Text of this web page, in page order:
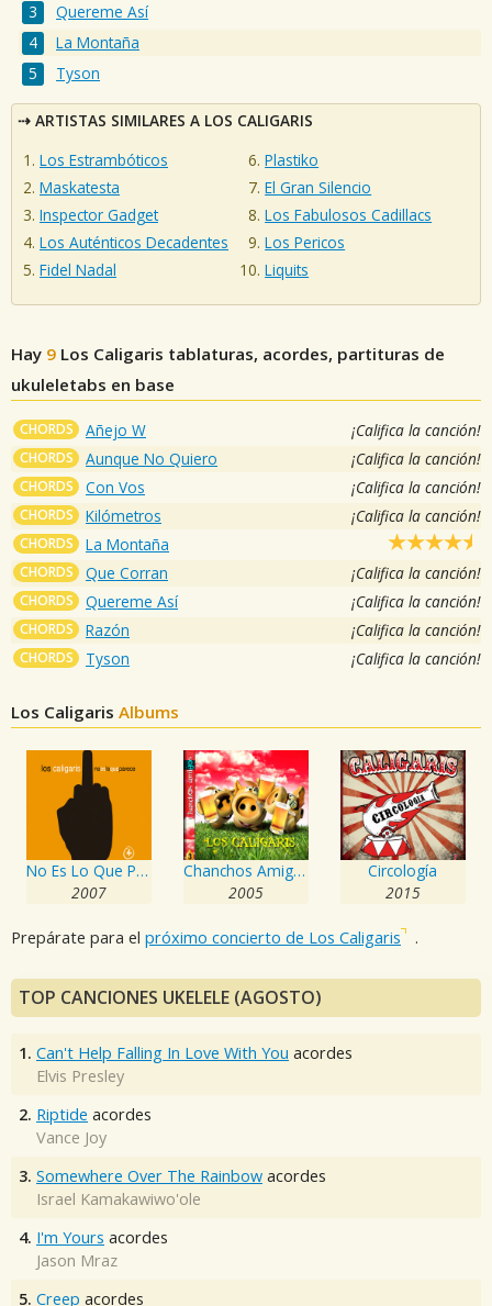
Quereme Así
La Montaña
Tyson
ARTISTAS SIMILARES A LOS CALIGARIS
Los Estrambóticos
Maskatesta
Inspector Gadget
Los Auténticos Decadentes
Fidel Nadal
Plastiko
El Gran Silencio
Los Fabulosos Cadillacs
Los Pericos
Liquits
Hay 9 Los Caligaris tablaturas, acordes, partituras de
ukuleletabs en base
CHORDS Añejo W ¡Califica la canción!
CHORDS Aunque No Quiero ¡Califica la canción!
CHORDS Con Vos ¡Califica la canción!
CHORDS Kilómetros ¡Califica la canción!
CHORDS La Montaña
CHORDS Que Corran ¡Califica la canción!
CHORDS Quereme Así ¡Califica la canción!
CHORDS Razón ¡Califica la canción!
CHORDS Tyson ¡Califica la canción!
Los Caligaris Albums
No Es Lo Que Parece
2007
Chanchos Amigos
2005
Circología
2015
Prepárate para el próximo concierto de Los Caligaris .
TOP CANCIONES UKELELE (AGOSTO)
1. Can't Help Falling In Love With You acordes
Elvis Presley
2. Riptide acordes
Vance Joy
3. Somewhere Over The Rainbow acordes
Israel Kamakawiwo'ole
4. I'm Yours acordes
Jason Mraz
5. Creep acordes